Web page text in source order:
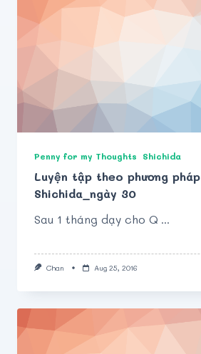
Penny for my Thoughts Shichida
Luyện tập theo phương pháp
Shichida_ngày 30
Sau 1 tháng dạy cho Q ...
Chan Aug 25, 2016